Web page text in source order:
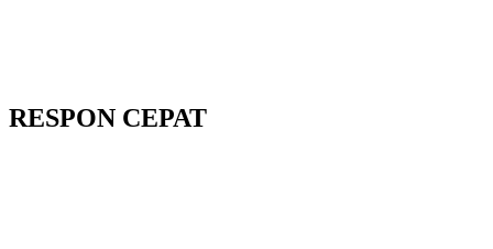
RESPON CEPAT